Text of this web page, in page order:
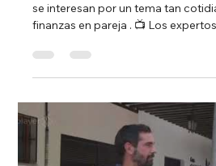
explica Jorge Moreno Hernández , CEO de
entrevista con in